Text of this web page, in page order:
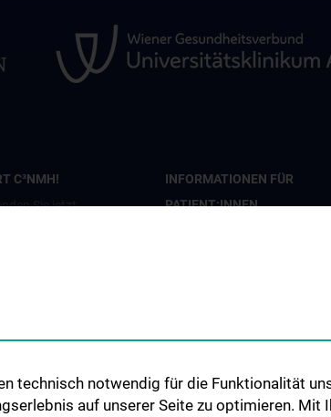
C³NMH!
Sie jetzt
INFORMATIONEN FÜR
PATIENT:INNEN
technisch notwendig für die Funktionalität
auf unserer Seite zu optimieren.